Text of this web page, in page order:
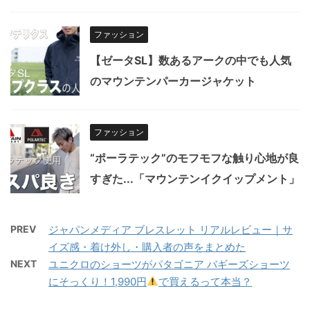
ファッション
【ゼータSL】数あるアークの中でも人気
のマウンテンパーカージャケット
ファッション
“ポーラテック”のモフモフな触り心地が良
すぎた...「マウンテンイクイップメント」
PREV
ジャパンメディア ブレスレット リアルレビュー｜サ
イズ感・着け外し・購入者の声をまとめた
NEXT
ユニクロのショーツがパタゴニア バギーズショーツ
にそっくり！1,990円
で買えるって本当？